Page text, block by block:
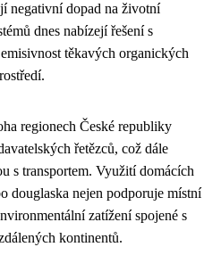
negativní dopad na životní
dnes nabízejí řešení s
těkavých organických
regionech České republiky
řetězců, což dále
s transportem. Využití domácích
douglaska nejen podporuje místní
zatížení spojené s
kontinentů.